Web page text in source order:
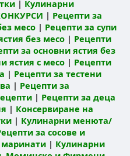
| Кулинарни
| Рецепти за
месо | Рецепти за супи
без месо| Рецепти
за основни ястия без
ястия с месо | Рецепти
| Рецепти за тестени
| Рецепти за
| Рецепти за деца
| Консервиране на
| Кулинарни менюта/
за сосове и
маринати | Кулинарни